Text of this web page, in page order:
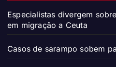
Especialistas divergem
em migração a Ceuta
Casos de sarampo sobem